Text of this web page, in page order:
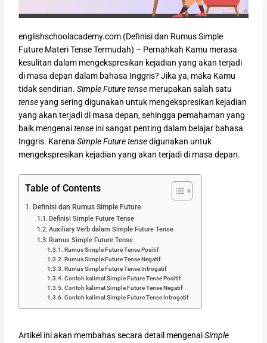
englishschoolacademy.com (Definisi dan Rumus Simple
Future Materi Tense Termudah) – Pernahkah Kamu merasa
kesulitan dalam mengekspresikan kejadian yang akan terjadi
di masa depan dalam bahasa Inggris? Jika ya, maka Kamu
tidak sendirian.Simple Future tense merupakan salah satu
tenseyang sering digunakan untuk mengekspresikan kejadian
yang akan terjadi di masa depan, sehingga pemahaman yang
baik mengenaitense ini sangat penting dalam belajar bahasa
Inggris. KarenaSimple Future tensedigunakan untuk
mengekspresikan kejadian yang akan terjadi di masa depan.
Table of Contents
Definisi dan Rumus Simple Future
Definisi Simple Future Tense
Auxiliary Verb dalam Simple Future Tense
Rumus Simple Future Tense
Rumus Simple Future Tense Positif
Rumus Simple Future Tense Negatif​
Rumus Simple Future Tense Introgatif
Contoh kalimat Simple Future Tense Positif
Contoh kalimat Simple Future Tense Negatif
Contoh kalimat Simple Future Tense Introgatif
Artikel ini akan membahas secara detail mengenaiSimple